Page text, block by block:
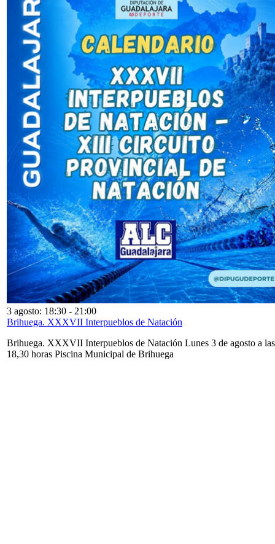
3 agosto: 18:30 - 21:00
Brihuega. XXXVII Interpueblos de Natación
Brihuega. XXXVII Interpueblos de Natación Lunes 3 de agosto a las
18,30 horas Piscina Municipal de Brihuega